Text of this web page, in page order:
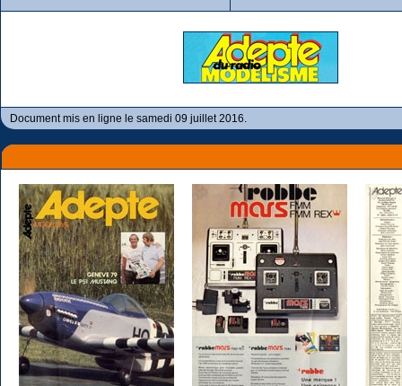
Document mis en ligne le samedi 09 juillet 2016.